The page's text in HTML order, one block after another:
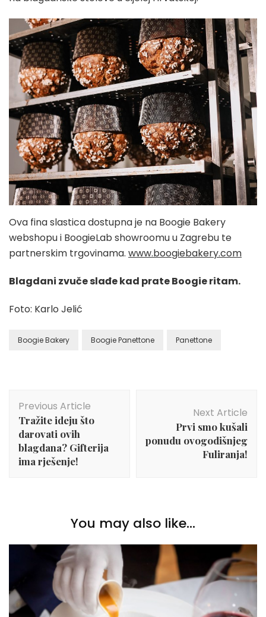
Ova fina slastica dostupna je na Boogie Bakery
webshopu i BoogieLab showroomu u Zagrebu te
partnerskim trgovinama. www.boogiebakery.com
Blagdani zvuče slađe kad prate Boogie ritam.
Foto: Karlo Jelić
Boogie Bakery Boogie Panettone Panettone
Navigation
Previous Article
Tražite ideju što
darovati ovih
blagdana? Gifterija
ima rješenje!
Next Article
Prvi smo kušali
ponudu ovogodišnjeg
Fuliranja!
You may also like...